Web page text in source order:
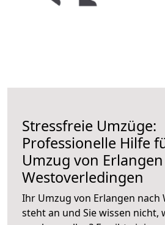
Stressfreie Umzüge:
Professionelle Hilfe
Umzug von
Westoverledingen
Ihr Umzug von Erlangen nach
steht an und Sie wissen nicht,